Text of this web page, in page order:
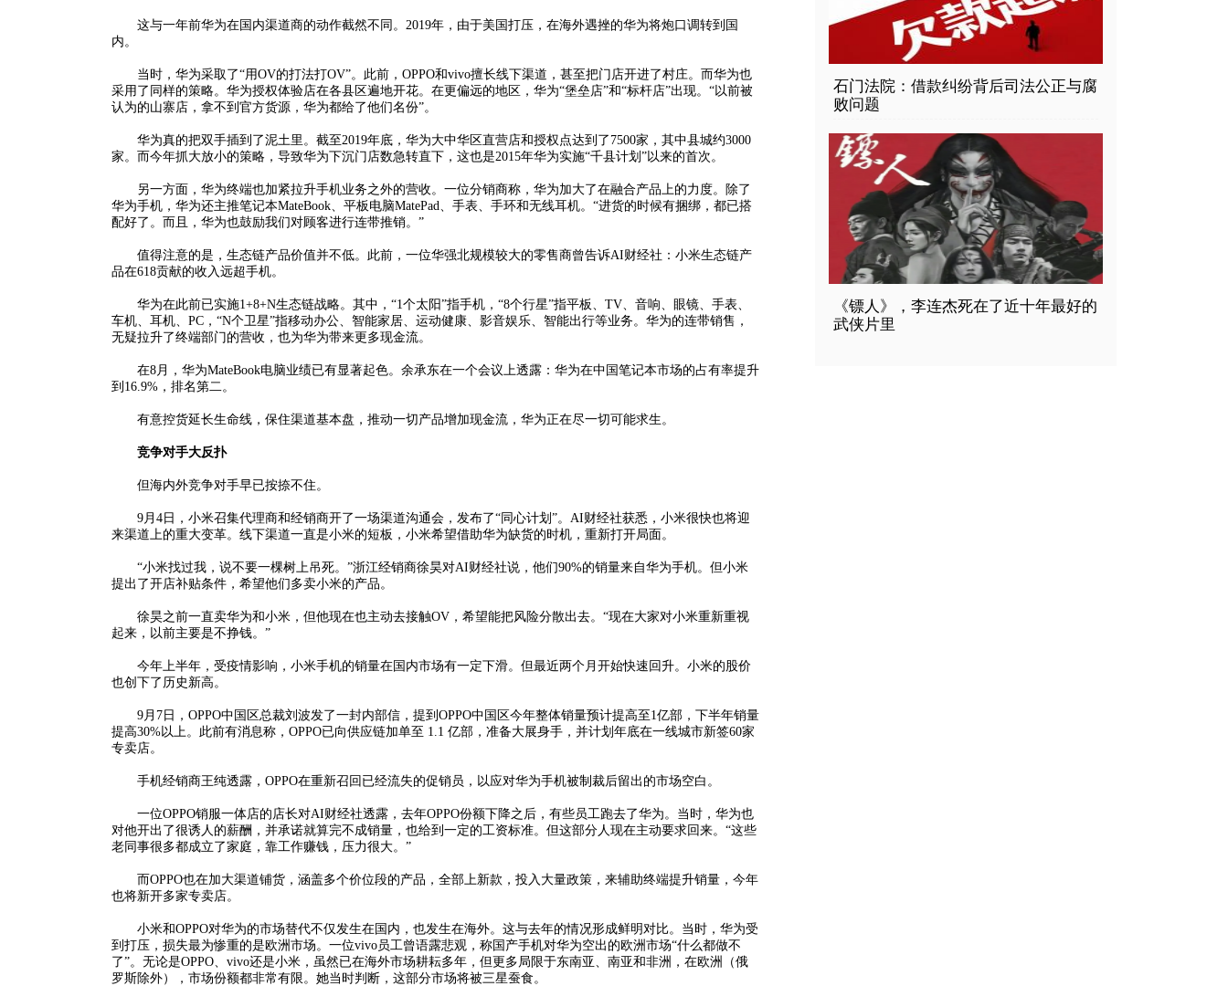
这与一年前华为在国内渠道商的动作截然不同。2019年，由于美国打压，在海外遇挫的华为将炮口调转到国
内。
当时，华为采取了“用OV的打法打OV”。此前，OPPO和vivo擅长线下渠道，甚至把门店开进了村庄。而华为也
采用了同样的策略。华为授权体验店在各县区遍地开花。在更偏远的地区，华为“堡垒店”和“标杆店”出现。“以前被
认为的山寨店，拿不到官方货源，华为都给了他们名份”。
华为真的把双手插到了泥土里。截至2019年底，华为大中华区直营店和授权点达到了7500家，其中县城约3000
家。而今年抓大放小的策略，导致华为下沉门店数急转直下，这也是2015年华为实施“千县计划”以来的首次。
另一方面，华为终端也加紧拉升手机业务之外的营收。一位分销商称，华为加大了在融合产品上的力度。除了
华为手机，华为还主推笔记本MateBook、平板电脑MatePad、手表、手环和无线耳机。“进货的时候有捆绑，都已搭
配好了。而且，华为也鼓励我们对顾客进行连带推销。”
值得注意的是，生态链产品价值并不低。此前，一位华强北规模较大的零售商曾告诉AI财经社：小米生态链产
品在618贡献的收入远超手机。
华为在此前已实施1+8+N生态链战略。其中，“1个太阳”指手机，“8个行星”指平板、TV、音响、眼镜、手表、
车机、耳机、PC，“N个卫星”指移动办公、智能家居、运动健康、影音娱乐、智能出行等业务。华为的连带销售，
无疑拉升了终端部门的营收，也为华为带来更多现金流。
在8月，华为MateBook电脑业绩已有显著起色。余承东在一个会议上透露：华为在中国笔记本市场的占有率提升
到16.9%，排名第二。
有意控货延长生命线，保住渠道基本盘，推动一切产品增加现金流，华为正在尽一切可能求生。
竞争对手大反扑
但海内外竞争对手早已按捺不住。
9月4日，小米召集代理商和经销商开了一场渠道沟通会，发布了“同心计划”。AI财经社获悉，小米很快也将迎
来渠道上的重大变革。线下渠道一直是小米的短板，小米希望借助华为缺货的时机，重新打开局面。
“小米找过我，说不要一棵树上吊死。”浙江经销商徐昊对AI财经社说，他们90%的销量来自华为手机。但小米
提出了开店补贴条件，希望他们多卖小米的产品。
徐昊之前一直卖华为和小米，但他现在也主动去接触OV，希望能把风险分散出去。“现在大家对小米重新重视
起来，以前主要是不挣钱。”
今年上半年，受疫情影响，小米手机的销量在国内市场有一定下滑。但最近两个月开始快速回升。小米的股价
也创下了历史新高。
9月7日，OPPO中国区总裁刘波发了一封内部信，提到OPPO中国区今年整体销量预计提高至1亿部，下半年销量
提高30%以上。此前有消息称，OPPO已向供应链加单至 1.1 亿部，准备大展身手，并计划年底在一线城市新签60家
专卖店。
手机经销商王纯透露，OPPO在重新召回已经流失的促销员，以应对华为手机被制裁后留出的市场空白。
一位OPPO销服一体店的店长对AI财经社透露，去年OPPO份额下降之后，有些员工跑去了华为。当时，华为也
对他开出了很诱人的薪酬，并承诺就算完不成销量，也给到一定的工资标准。但这部分人现在主动要求回来。“这些
老同事很多都成立了家庭，靠工作赚钱，压力很大。”
而OPPO也在加大渠道铺货，涵盖多个价位段的产品，全部上新款，投入大量政策，来辅助终端提升销量，今年
也将新开多家专卖店。
小米和OPPO对华为的市场替代不仅发生在国内，也发生在海外。这与去年的情况形成鲜明对比。当时，华为受
到打压，损失最为惨重的是欧洲市场。一位vivo员工曾语露悲观，称国产手机对华为空出的欧洲市场“什么都做不
了”。无论是OPPO、vivo还是小米，虽然已在海外市场耕耘多年，但更多局限于东南亚、南亚和非洲，在欧洲（俄
罗斯除外），市场份额都非常有限。她当时判断，这部分市场将被三星蚕食。
石门法院：借款纠纷背后司法公正与腐
败问题
《镖人》，李连杰死在了近十年最好的
武侠片里